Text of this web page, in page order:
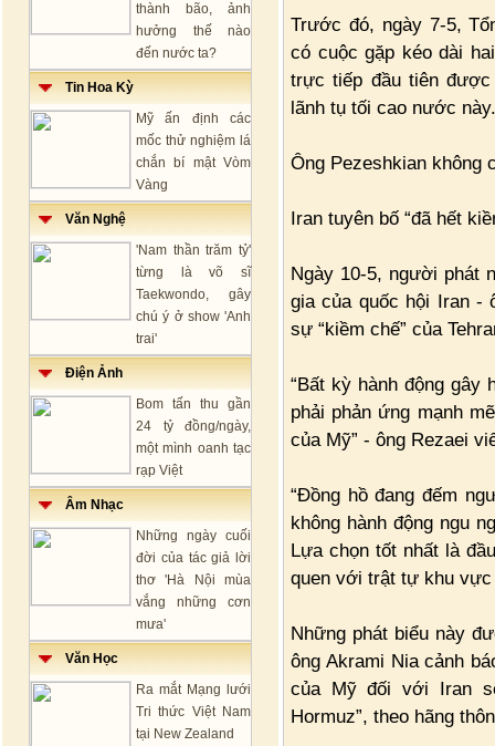
thành bão, ảnh
hưởng thế nào
đến nước ta?
Tin Hoa Kỳ
Mỹ ấn định các
mốc thử nghiệm lá
chắn bí mật Vòm
Vàng
Văn Nghệ
'Nam thần trăm tỷ'
từng là võ sĩ
Taekwondo, gây
chú ý ở show 'Anh
trai'
Điện Ảnh
Bom tấn thu gần
24 tỷ đồng/ngày,
một mình oanh tạc
rạp Việt
Âm Nhạc
Những ngày cuối
đời của tác giả lời
thơ 'Hà Nội mùa
vắng những cơn
mưa'
Văn Học
Ra mắt Mạng lưới
Tri thức Việt Nam
tại New Zealand
Trước đó, ngày 7-5,
có cuộc gặp kéo dài
trực tiếp đầu tiên
lãnh tụ tối cao nước này.
Ông Pezeshkian không
Iran tuyên bố “đã hết
Ngày 10-5, người phát
gia của quốc hội Iran -
sự “kiềm chế” của
“Bất kỳ hành động gây
phải phản ứng mạnh
của Mỹ” - ông Rezaei
“Đồng hồ đang đếm
không hành động ngu
Lựa chọn tốt nhất là
quen với trật tự khu
Những phát biểu này
ông Akrami Nia cảnh
của Mỹ đối với Iran
Hormuz”, theo hãng